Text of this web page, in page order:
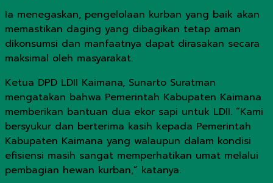
Ia menegaskan, pengelolaan kurban yang baik akan
memastikan daging yang dibagikan tetap aman
dikonsumsi dan manfaatnya dapat dirasakan secara
maksimal oleh masyarakat.
Ketua DPD LDII Kaimana, Sunarto Suratman
mengatakan bahwa Pemerintah Kabupaten Kaimana
memberikan bantuan dua ekor sapi untuk LDII. “Kami
bersyukur dan berterima kasih kepada Pemerintah
Kabupaten Kaimana yang walaupun dalam kondisi
efisiensi masih sangat memperhatikan umat melalui
pembagian hewan kurban,” katanya.